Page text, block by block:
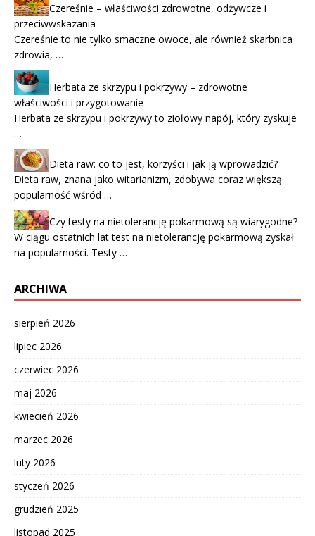
Czereśnie – właściwości zdrowotne, odżywcze i
przeciwwskazania
Czereśnie to nie tylko smaczne owoce, ale również skarbnica
zdrowia, …
Herbata ze skrzypu i pokrzywy – zdrowotne
właściwości i przygotowanie
Herbata ze skrzypu i pokrzywy to ziołowy napój, który zyskuje
…
Dieta raw: co to jest, korzyści i jak ją wprowadzić?
Dieta raw, znana jako witarianizm, zdobywa coraz większą
popularność wśród …
Czy testy na nietolerancję pokarmową są wiarygodne?
W ciągu ostatnich lat test na nietolerancję pokarmową zyskał
na popularności. Testy …
ARCHIWA
sierpień 2026
lipiec 2026
czerwiec 2026
maj 2026
kwiecień 2026
marzec 2026
luty 2026
styczeń 2026
grudzień 2025
listopad 2025